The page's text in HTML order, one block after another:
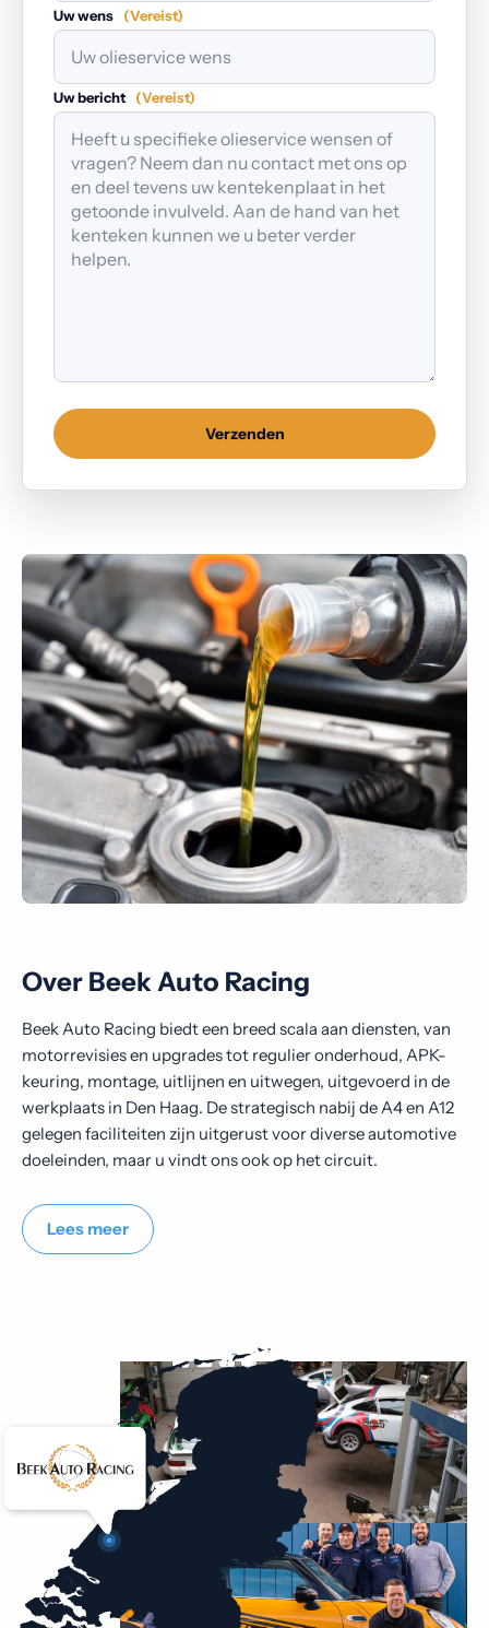
Uw wens (Vereist)
Uw bericht (Vereist)
Verzenden
Over Beek Auto Racing
Beek Auto Racing biedt een breed scala aan diensten, van
motorrevisies en upgrades tot regulier onderhoud, APK-
keuring, montage, uitlijnen en uitwegen, uitgevoerd in de
werkplaats in Den Haag. De strategisch nabij de A4 en A12
gelegen faciliteiten zijn uitgerust voor diverse automotive
doeleinden, maar u vindt ons ook op het circuit.
Lees meer